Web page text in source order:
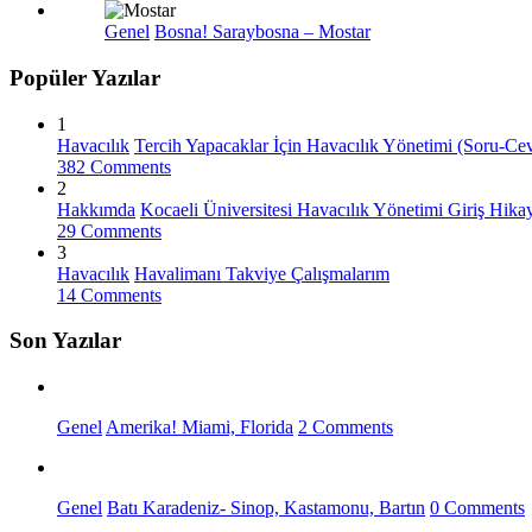
Genel Bosna! Saraybosna – Mostar
Popüler Yazılar
1
Havacılık Tercih Yapacaklar İçin Havacılık Yönetimi (Soru-
382 Comments
2
Hakkımda Kocaeli Üniversitesi Havacılık Yönetimi Giriş
29 Comments
3
Havacılık Havalimanı Takviye Çalışmalarım
14 Comments
Son Yazılar
Genel Amerika! Miami, Florida 2 Comments
Genel Batı Karadeniz- Sinop, Kastamonu, Bartın 0 Comments